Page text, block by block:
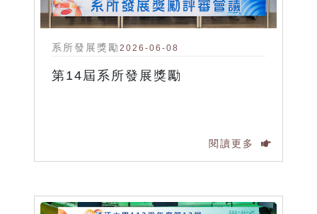
系所發展獎勵2026-06-08
第14屆系所發展獎勵
閱讀更多